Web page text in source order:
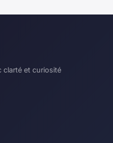
clarté et curiosité